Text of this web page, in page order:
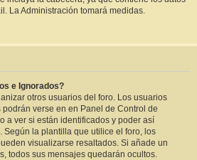
La Administración tomará medidas.
e Ignorados?
otros usuarios del foro. Los usuarios
verse en en Panel de Control de
a ver si están identificados y poder así
Según la plantilla que utilice el foro, los
visualizarse resaltados. Si añade un
todos sus mensajes quedarán ocultos.